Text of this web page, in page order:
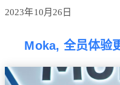
2023年10月26日
Moka, 全员体验